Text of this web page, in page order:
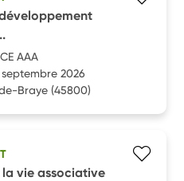
AAA
2026
Braye (45800)
vie associative